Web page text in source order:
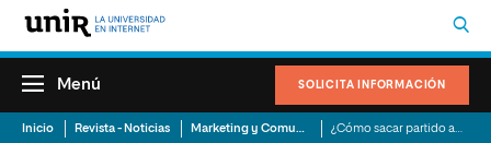
SOLICITA INFORMACIÓN
Menú
Inicio Revista - Noticias Marketing y Comunicación